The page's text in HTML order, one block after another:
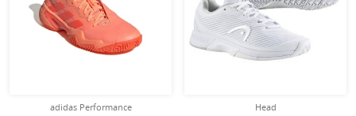
adidas Performance
Head